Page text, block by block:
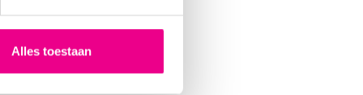
Alles toestaan